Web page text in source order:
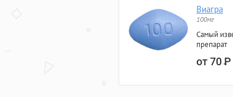
Виагра
100мг
Самый
препарат
от 70Р